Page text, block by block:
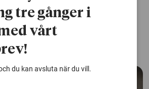
sätt kvinnor vill föda barn på.
Vård och omsorg
tre gånger i
vårt
du kan avsluta när du vill.